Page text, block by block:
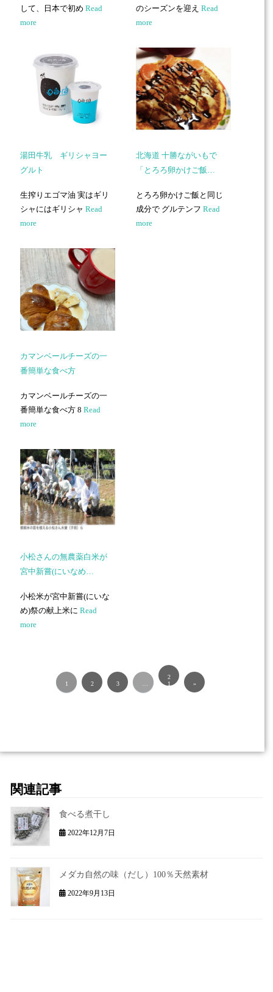
して、日本で初めRead
more
湯田牛乳 ギリシャヨー
グルト
生搾りエゴマ油 実はギリ
シャにはギリシャRead
more
カマンベールチーズの一
番簡単な食べ方
カマンベールチーズの一
番簡単な食べ方 8Read
more
小松さんの無農薬白米が
宮中新嘗(にいなめ…
小松米が宮中新嘗(にいな
め)祭の献上米にRead
more
のシーズンを迎えRead
more
北海道 十勝ながいもで
「とろろ卵かけご飯…
とろろ卵かけご飯と同じ
成分で グルテンフRead
more
1 2 3
2
1
»
関連記事
食べる煮干し
2022年12月7日
メダカ自然の味（だし）100％天然素材
2022年9月13日